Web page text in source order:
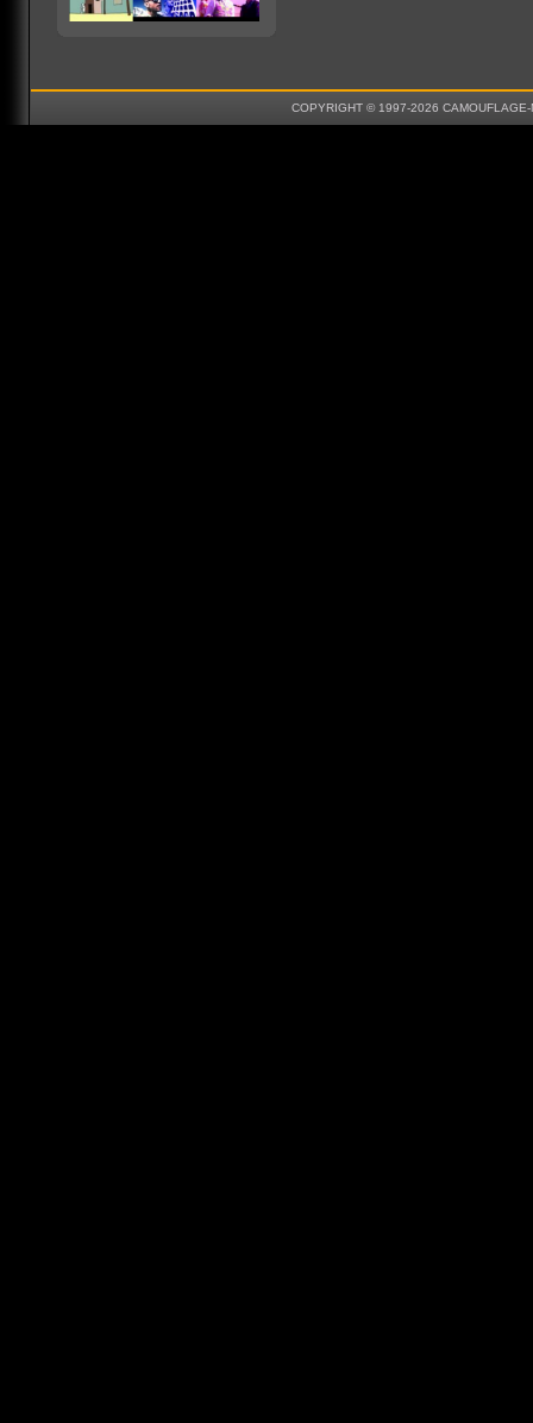
COPYRIGHT © 1997-2026 CAMOUFLAGE-